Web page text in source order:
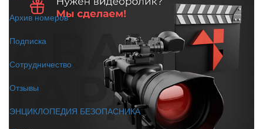
Архив номеров
Подписка
Сотрудничество
Отзывы
ЭНЦИКЛОПЕДИЯ БЕЗОПАСНИКА